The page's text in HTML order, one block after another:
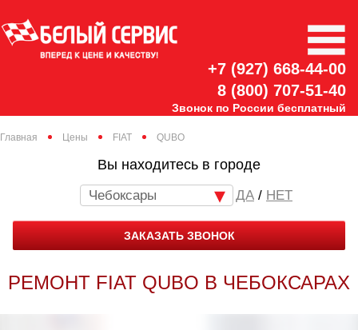
+7 (927) 668-44-00
8 (800) 707-51-40
Звонок по России бесплатный
Главная Цены FIAT QUBO
Вы находитесь в городе
Чебоксары / НЕТ
ЗАКАЗАТЬ ЗВОНОК
РЕМОНТ FIAT QUBO В ЧЕБОКСАРАХ